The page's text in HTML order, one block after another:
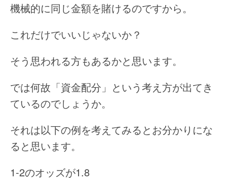
機械的に同じ金額を賭けるのですから。
これだけでいいじゃないか？
そう思われる方もあるかと思います。
では何故「資金配分」という考え方が出てき
ているのでしょうか。
それは以下の例を考えてみるとお分かりにな
ると思います。
1-2のオッズが1.8